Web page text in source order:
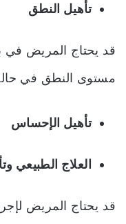
تأهيل النطق
قد يحتاج المريض في
مستوى النطق في
تأهيل الإحساس
العلاج الطبيعي
قد يحتاج المريض